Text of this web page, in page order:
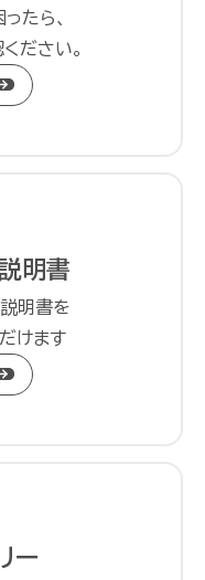
たら、
ださい。
明書
明書を
けます
ー